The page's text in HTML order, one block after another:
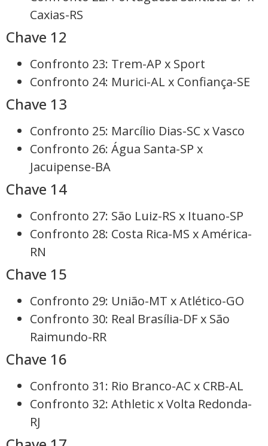
Caxias-RS
Chave 12
Confronto 23: Trem-AP x Sport
Confronto 24: Murici-AL x Confiança-SE
Chave 13
Confronto 25: Marcílio Dias-SC x Vasco
Confronto 26: Água Santa-SP x
Jacuipense-BA
Chave 14
Confronto 27: São Luiz-RS x Ituano-SP
Confronto 28: Costa Rica-MS x América-
RN
Chave 15
Confronto 29: União-MT x Atlético-GO
Confronto 30: Real Brasília-DF x São
Raimundo-RR
Chave 16
Confronto 31: Rio Branco-AC x CRB-AL
Confronto 32: Athletic x Volta Redonda-
RJ